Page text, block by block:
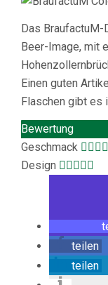
Das
Beer-Image, mit
Einen guten
Flaschen gibt es
Bewertung
Geschmack
Design
teilen
teilen